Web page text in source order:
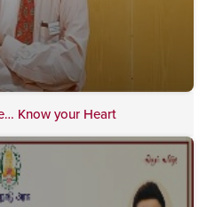
Know your Heart